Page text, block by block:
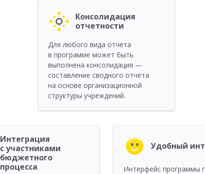
Консолидация
отчетности
Для любого вида отчета
в программе может быть
выполнена консолидация —
составление сводного отчета
на основе организационной
структуры учреждений.
Интеграция
с участниками
бюджетного
процесса
Удобный
Интерфейс программы